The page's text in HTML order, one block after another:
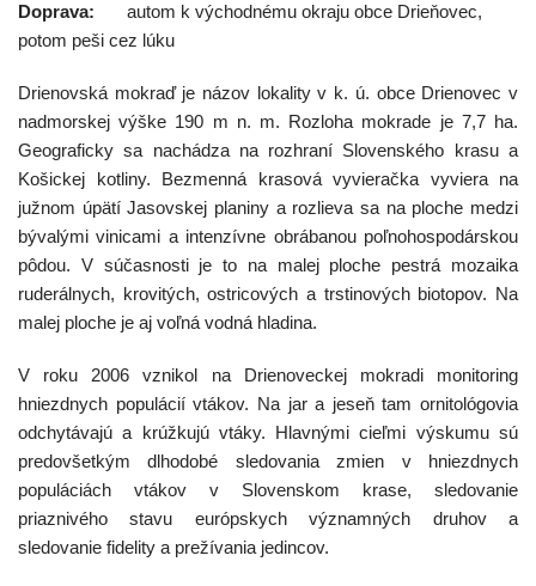
Doprava:
autom k východnému okraju obce Drieňovec,
potom peši cez lúku
Drienovská mokraď je názov lokality v k. ú. obce Drienovec v
nadmorskej výške 190 m n. m. Rozloha mokrade je 7,7 ha.
Geograficky sa nachádza na rozhraní Slovenského krasu a
Košickej kotliny. Bezmenná krasová vyvieračka vyviera na
južnom úpätí Jasovskej planiny a rozlieva sa na ploche medzi
bývalými vinicami a intenzívne obrábanou poľnohospodárskou
pôdou. V súčasnosti je to na malej ploche pestrá mozaika
ruderálnych, krovitých, ostricových a trstinových biotopov. Na
malej ploche je aj voľná vodná hladina.
V roku 2006 vznikol na Drienoveckej mokradi monitoring
hniezdnych populácií vtákov. Na jar a jeseň tam ornitológovia
odchytávajú a krúžkujú vtáky. Hlavnými cieľmi výskumu sú
predovšetkým dlhodobé sledovania zmien v hniezdnych
populáciách vtákov v Slovenskom krase, sledovanie
priaznivého stavu európskych významných druhov a
sledovanie fidelity a prežívania jedincov.